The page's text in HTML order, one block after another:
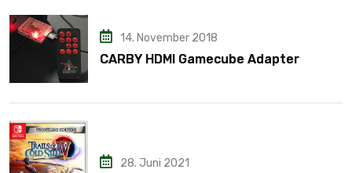
14. November 2018
CARBY HDMI Gamecube Adapter
28. Juni 2021